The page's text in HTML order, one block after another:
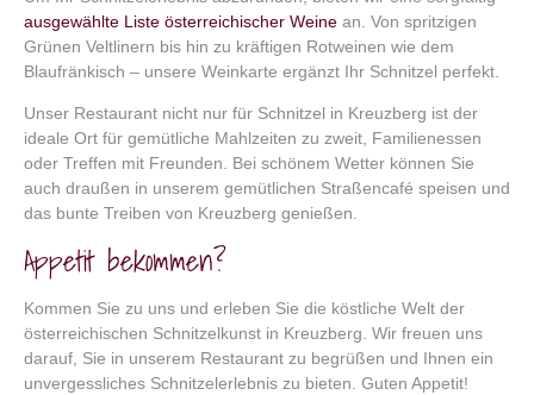
ausgewählte Liste österreichischer Weine an. Von spritzigen
Grünen Veltlinern bis hin zu kräftigen Rotweinen wie dem
Blaufränkisch – unsere Weinkarte ergänzt Ihr Schnitzel perfekt.
Unser Restaurant nicht nur für Schnitzel in Kreuzberg ist der
ideale Ort für gemütliche Mahlzeiten zu zweit, Familienessen
oder Treffen mit Freunden. Bei schönem Wetter können Sie
auch draußen in unserem gemütlichen Straßencafé speisen und
das bunte Treiben von Kreuzberg genießen.
Appetit bekommen?
Kommen Sie zu uns und erleben Sie die köstliche Welt der
österreichischen Schnitzelkunst in Kreuzberg. Wir freuen uns
darauf, Sie in unserem Restaurant zu begrüßen und Ihnen ein
unvergessliches Schnitzelerlebnis zu bieten. Guten Appetit!